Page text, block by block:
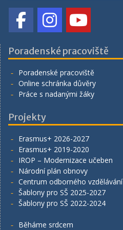
Poradenské pracoviště
Poradenské pracoviště
Online schránka důvěry
Práce s nadanými žáky
Projekty
Erasmus+ 2026-2027
Erasmus+ 2019-2020
IROP – Modernizace učeben
Národní plán obnovy
Centrum odborného vzdělávání
Šablony pro SŠ 2025-2027
Šablony pro SŠ 2022-2024
Běháme srdcem